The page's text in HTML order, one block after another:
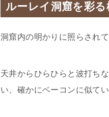
ルーレイ洞窟を彩
洞窟内の明かりに照らされ
天井からひらひらと波打ち
い、確かにベーコンに似てい